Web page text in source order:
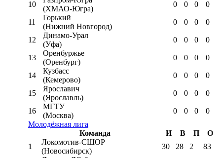
10
(ХМАО-Югра)
0 0 0 0
11
Горький
(Нижний Новгород)
0 0 0 0
12
Динамо-Урал
(Уфа)
0 0 0 0
13
Оренбуржье
(Оренбург)
0 0 0 0
14
Кузбасс
(Кемерово)
0 0 0 0
15
Ярославич
(Ярославль)
0 0 0 0
16
МГТУ
(Москва)
0 0 0
0
Молодёжная лига
Команда
И В П
О
1
Локомотив-CШОР
(Новосибирск)
30 28 2 83